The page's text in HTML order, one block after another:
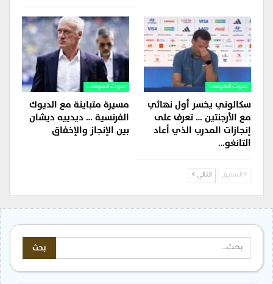
صوت الموقف
سكالوني يخسر أول نهائي
مع الأرجنتين … تعرف على
إنجازات المدرب الذي أعاد
التانغو…
صوت الموقف
مسيرة متباينة مع الديوك
الفرنسية … ديدييه ديشان
بين الإنجاز والإخفاق
السابق التالي